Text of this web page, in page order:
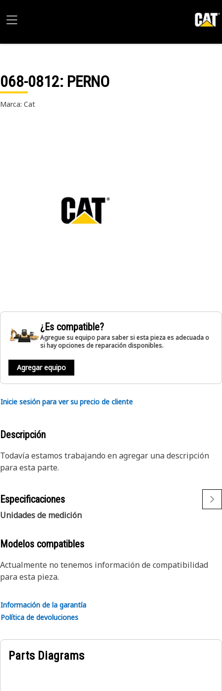
068-0812: PERNO
Marca: Cat
¿Es compatible?
Agregue su equipo para saber si esta pieza es adecuada o
si hay opciones de reparación disponibles.
Agregar equipo
Inicie sesión para ver su precio de cliente
Descripción
Todavía estamos trabajando en agregar una descripción
para esta parte.
Especificaciones
Unidades de medición
Modelos compatibles
Actualmente no tenemos información de compatibilidad
para esta pieza.
Información de la garantía
Política de devoluciones
Parts Diagrams